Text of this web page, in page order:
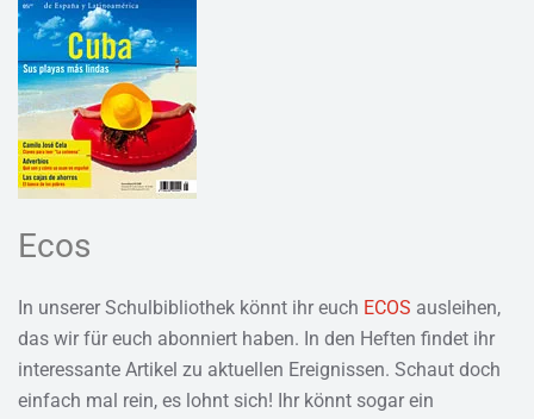
Ecos
In unserer Schulbibliothek könnt ihr euch ECOS ausleihen,
das wir für euch abonniert haben. In den Heften findet ihr
interessante Artikel zu aktuellen Ereignissen. Schaut doch
einfach mal rein, es lohnt sich! Ihr könnt sogar ein